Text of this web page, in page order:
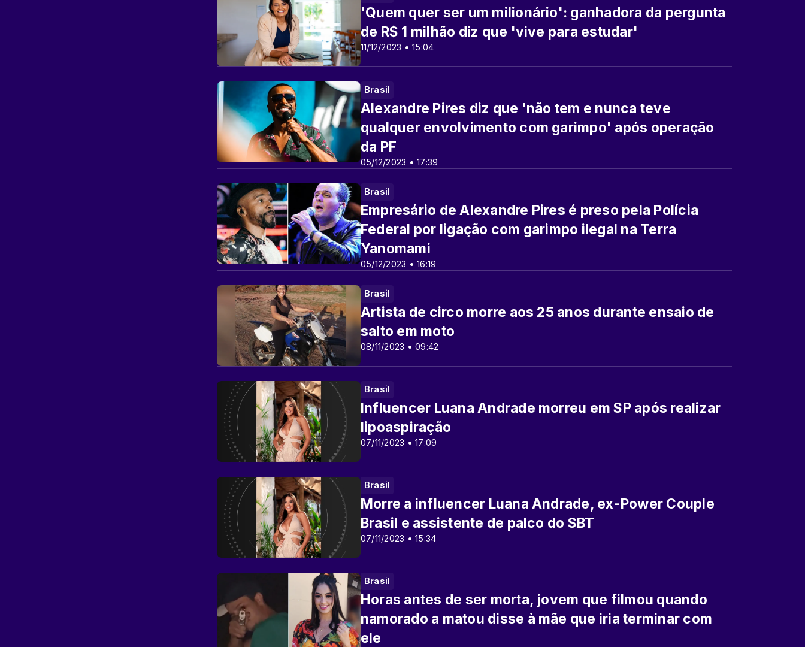
11/12/2023 • 15:04
'Quem quer ser um milionário': ganhadora da pergunta
de R$ 1 milhão diz que 'vive para estudar'
Brasil
05/12/2023 • 17:39
Alexandre Pires diz que 'não tem e nunca teve
qualquer envolvimento com garimpo' após operação
da PF
Brasil
05/12/2023 • 16:19
Empresário de Alexandre Pires é preso pela Polícia
Federal por ligação com garimpo ilegal na Terra
Yanomami
Brasil
08/11/2023 • 09:42
Artista de circo morre aos 25 anos durante ensaio de
salto em moto
Brasil
07/11/2023 • 17:09
Influencer Luana Andrade morreu em SP após realizar
lipoaspiração
Brasil
07/11/2023 • 15:34
Morre a influencer Luana Andrade, ex-Power Couple
Brasil e assistente de palco do SBT
Brasil
Horas antes de ser morta, jovem que filmou quando
namorado a matou disse à mãe que iria terminar com
ele